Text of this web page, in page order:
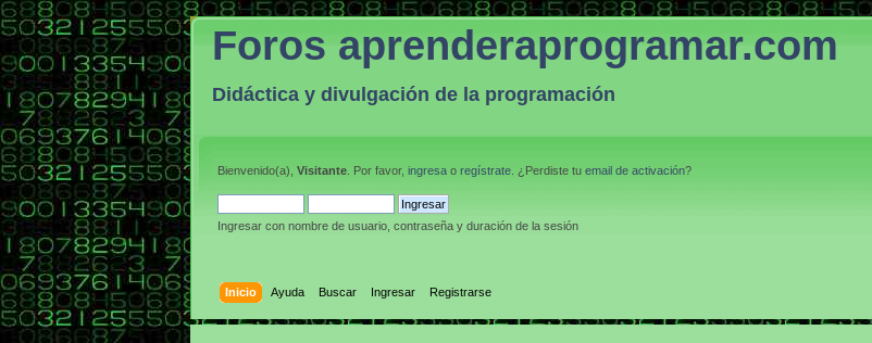
Foros aprenderaprogramar.com
Didáctica y divulgación de la programación
Bienvenido(a), Visitante . Por favor, ingresa o regístrate . ¿Perdiste tu email de activación?
Ingresar con nombre de usuario, contraseña y duración de la sesión
Inicio Ayuda Buscar Ingresar Registrarse